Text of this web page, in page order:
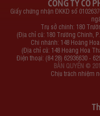
CÔNG TY CỔ
Giấy chứng nhận ĐKKD số
Trụ sở chính: 180
(Địa chỉ cũ: 180 Trường Chinh,
Chi nhánh: 148 Hoàng
(Địa chỉ cũ: 148 Hoàng Hoa
Điện thoại: (84 28) 62936630 -
BẢN QUYỀN ©
Chịu trách nhiệm